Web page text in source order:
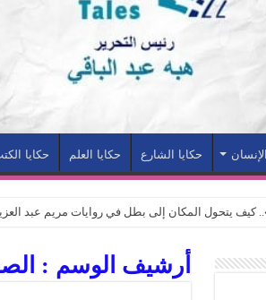
حكايا الشارع حكايا العلم حكايا
كيف يتحول المكان إلى بطل في روايات مريم عبد
كبطل في أدب مريم عبد العزيز
أرشيف الوسم :